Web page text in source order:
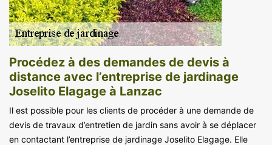
Procédez à des demandes de devis à
distance avec l’entreprise de jardinage
Joselito Elagage à Lanzac
Il est possible pour les clients de procéder à une demande de
devis de travaux d’entretien de jardin sans avoir à se déplacer
en contactant l’entreprise de jardinage Joselito Elagage. Elle